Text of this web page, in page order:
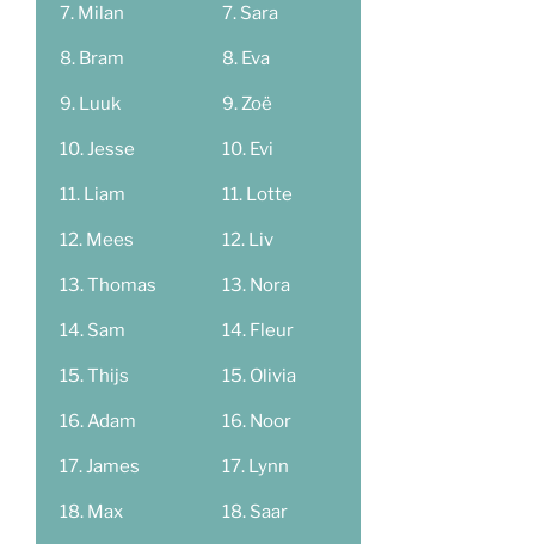
Milan
Bram
Luuk
Jesse
Liam
Mees
Thomas
Sam
Thijs
Adam
James
Max
Sara
Eva
Zoë
Evi
Lotte
Liv
Nora
Fleur
Olivia
Noor
Lynn
Saar